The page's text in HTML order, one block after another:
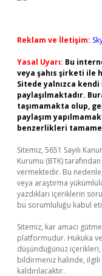
Reklam ve İletişim:
Yasal Uyarı: Bu
veya şahıs şirketi ile
Sitede yalnızca kendi
paylaşılmaktadır.
taşımamakta olup,
paylaşım
benzerlikleri
Sitemiz, 5651 Sayılı
Kurumu (BTK)
vermektedir. Bu
veya araştırma
yazdıkları içeriklerin
bu sorumluluğu kabul
Sitemiz, kar amacı
platformudur. Hukuka
düşündüğünüz içerikleri,
bildirmeniz halinde,
kaldırılacaktır.